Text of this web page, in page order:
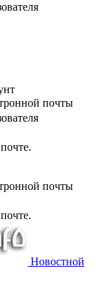
почты
почты
Новостной